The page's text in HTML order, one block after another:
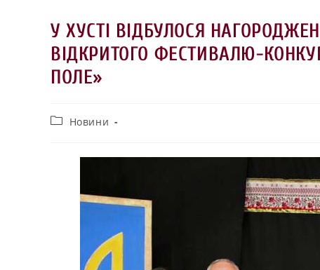
У ХУСТІ ВІДБУЛОСЯ
ВІДКРИТОГО ФЕСТИВАЛЮ-
ПОЛЕ»
Новини